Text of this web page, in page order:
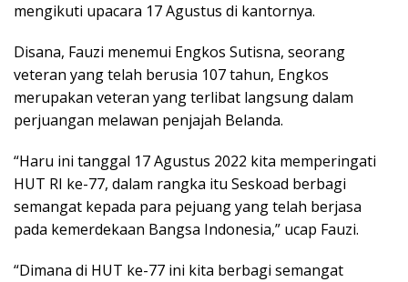
mengikuti upacara 17 Agustus di kantornya.
Disana, Fauzi menemui Engkos Sutisna, seorang
veteran yang telah berusia 107 tahun, Engkos
merupakan veteran yang terlibat langsung dalam
perjuangan melawan penjajah Belanda.
“Haru ini tanggal 17 Agustus 2022 kita memperingati
HUT RI ke-77, dalam rangka itu Seskoad berbagi
semangat kepada para pejuang yang telah berjasa
pada kemerdekaan Bangsa Indonesia,” ucap Fauzi.
“Dimana di HUT ke-77 ini kita berbagi semangat